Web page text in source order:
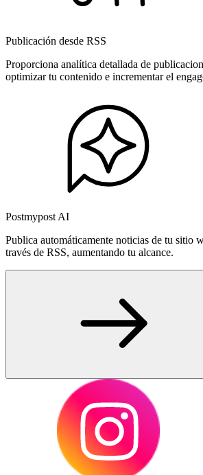
Publicación desde RSS
Proporciona analítica detallada de
optimizar tu contenido e incrementar el
Postmypost AI
Publica automáticamente noticias de tu sitio
través de RSS, aumentando tu alcance.